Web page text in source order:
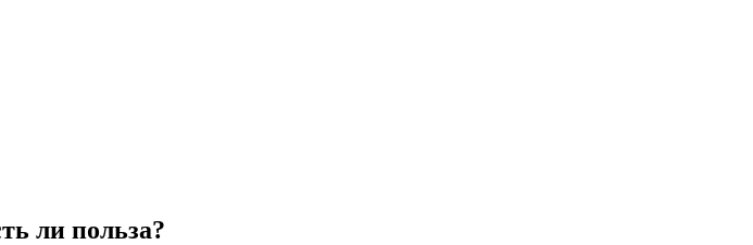
ли польза?